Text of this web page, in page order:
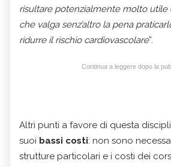
risultare potenzialmente molto utile
che valga senz’altro la pena
ridurre il rischio cardiovascolare”.
Continua a leggere dopo la
Altri punti a favore di questa
suoi bassi costi: non sono
strutture particolari e i costi dei